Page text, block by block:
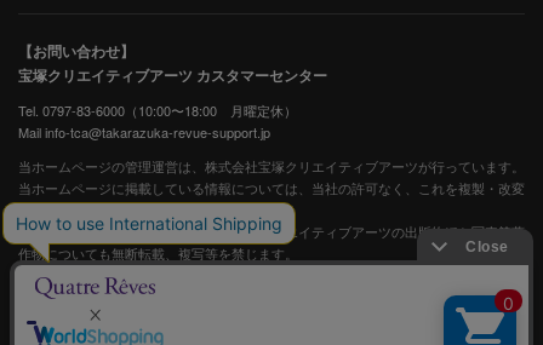
【お問い合わせ】
宝塚クリエイティブアーツ カスタマーセンター
Tel. 0797-83-6000（10:00〜18:00 月曜定休）
Mail info-tca@takarazuka-revue-support.jp
当ホームページの管理運営は、株式会社宝塚クリエイティブアーツが行っています。
当ホームページに掲載している情報については、当社の許可なく、これを複製・改変
することを固く禁止します。
また、阪急電鉄並びに宝塚歌劇団、宝塚クリエイティブアーツの出版物ほか写真等著
作物についても無断転載、複写等を禁じます。
宝塚歌劇公式ホームページ
JASRAC許諾番号：S0507081515